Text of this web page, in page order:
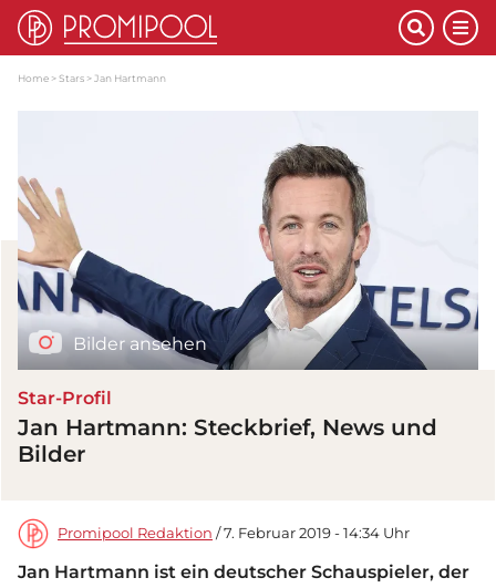
Home Stars Jan Hartmann
Bilder ansehen
Star-Profil
Jan Hartmann: Steckbrief, News und
Bilder
Promipool Redaktion / 7. Februar 2019 - 14:34 Uhr
Jan Hartmann ist ein deutscher Schauspieler, der